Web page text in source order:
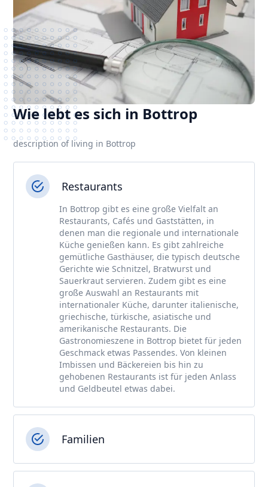
Wie lebt es sich in Bottrop
description of living in Bottrop
Restaurants
In Bottrop gibt es eine große Vielfalt an
Restaurants, Cafés und Gaststätten, in
denen man die regionale und internationale
Küche genießen kann. Es gibt zahlreiche
gemütliche Gasthäuser, die typisch deutsche
Gerichte wie Schnitzel, Bratwurst und
Sauerkraut servieren. Zudem gibt es eine
große Auswahl an Restaurants mit
internationaler Küche, darunter italienische,
griechische, türkische, asiatische und
amerikanische Restaurants. Die
Gastronomieszene in Bottrop bietet für jeden
Geschmack etwas Passendes. Von kleinen
Imbissen und Bäckereien bis hin zu
gehobenen Restaurants ist für jeden Anlass
und Geldbeutel etwas dabei.
Familien